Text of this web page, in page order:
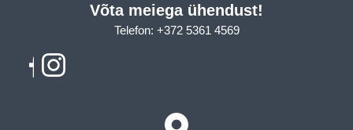
Võta meiega ühendust!​
Telefon: +372 5361 4569